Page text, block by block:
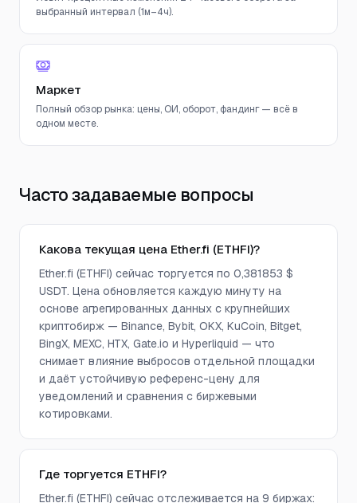
выбранный интервал (1м–4ч).
Маркет
Полный обзор рынка: цены, ОИ, оборот, фандинг — всё в
одном месте.
Часто задаваемые вопросы
Какова текущая цена Ether.fi (ETHFI)?
Ether.fi (ETHFI) сейчас торгуется по 0,381853 $
USDT. Цена обновляется каждую минуту на
основе агрегированных данных с крупнейших
криптобирж — Binance, Bybit, OKX, KuCoin, Bitget,
BingX, MEXC, HTX, Gate.io и Hyperliquid — что
снимает влияние выбросов отдельной площадки
и даёт устойчивую референс-цену для
уведомлений и сравнения с биржевыми
котировками.
Где торгуется ETHFI?
Ether.fi (ETHFI) сейчас отслеживается на 9 биржах: